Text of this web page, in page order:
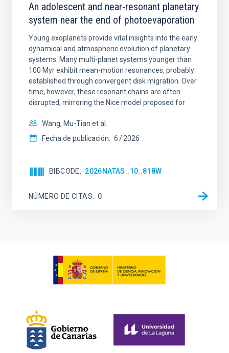
An adolescent and near-resonant planetary
system near the end of photoevaporation
Young exoplanets provide vital insights into the early
dynamical and atmospheric evolution of planetary
systems. Many multi-planet systems younger than
100 Myr exhibit mean-motion resonances, probably
established through convergent disk migration. Over
time, however, these resonant chains are often
disrupted, mirroring the Nice model proposed for
Wang, Mu-Tian et al.
Fecha de publicación: 6 2026
BIBCODE 2026NATAS..10..818W
NÚMERO DE CITAS 0